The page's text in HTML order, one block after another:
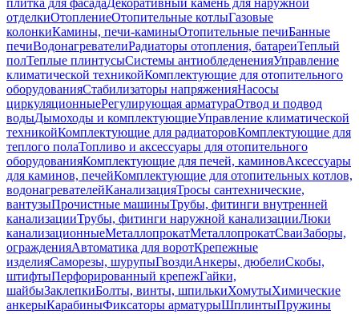
плитка для фасадаДекоративный камень для наружной
отделкиОтоплениеОтопительные котлыГазовые
колонкиКамины, печи-каминыОтопительные печиБанные
печиВодонагревателиРадиаторы отопления, батареиТеплый
полТеплые плинтусыСистемы антиобледененияУправление
климатической техникойКомплектующие для отопительного
оборудованияСтабилизаторы напряженияНасосы
циркуляционныеРегулирующая арматураОтвод и подвод
водыДымоходы и комплектующиеУправление климатической
техникойКомплектующие для радиаторовКомплектующие для
теплого полаТопливо и аксессуары для отопительного
оборудованияКомплектующие для печей, каминовАксессуары
для каминов, печейКомплектующие для отопительных котлов,
водонагревателейКанализацияТросы сантехнические,
вантузыПрочистные машиныТрубы, фитинги внутренней
канализацииТрубы, фитинги наружной канализацииЛюки
канализационныеМеталлопрокатМеталлопрокатСваиЗаборы,
огражденияАвтоматика для воротКрепежные
изделияСаморезы, шурупыГвоздиАнкеры, дюбелиСкобы,
штифтыПерфорированный крепежГайки,
шайбыЗаклепкиБолты, винты, шпилькиХомутыХимические
анкерыКарабиныФиксаторы арматурыШплинтыПружины